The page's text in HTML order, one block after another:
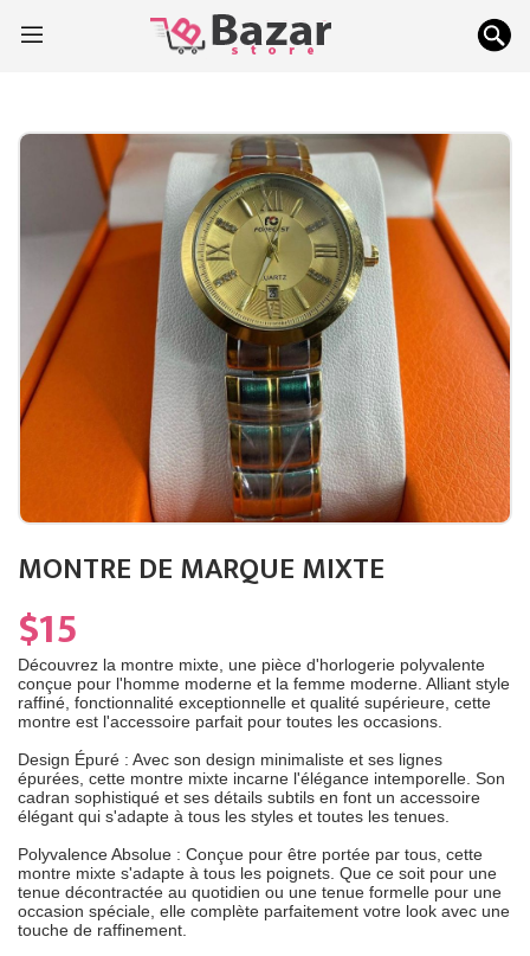
MONTRE DE MARQUE MIXTE
$15
Découvrez la montre mixte, une pièce d'horlogerie polyvalente
conçue pour l'homme moderne et la femme moderne. Alliant style
raffiné, fonctionnalité exceptionnelle et qualité supérieure, cette
montre est l'accessoire parfait pour toutes les occasions.
Design Épuré : Avec son design minimaliste et ses lignes
épurées, cette montre mixte incarne l'élégance intemporelle. Son
cadran sophistiqué et ses détails subtils en font un accessoire
élégant qui s'adapte à tous les styles et toutes les tenues.
Polyvalence Absolue : Conçue pour être portée par tous, cette
montre mixte s'adapte à tous les poignets. Que ce soit pour une
tenue décontractée au quotidien ou une tenue formelle pour une
occasion spéciale, elle complète parfaitement votre look avec une
touche de raffinement.